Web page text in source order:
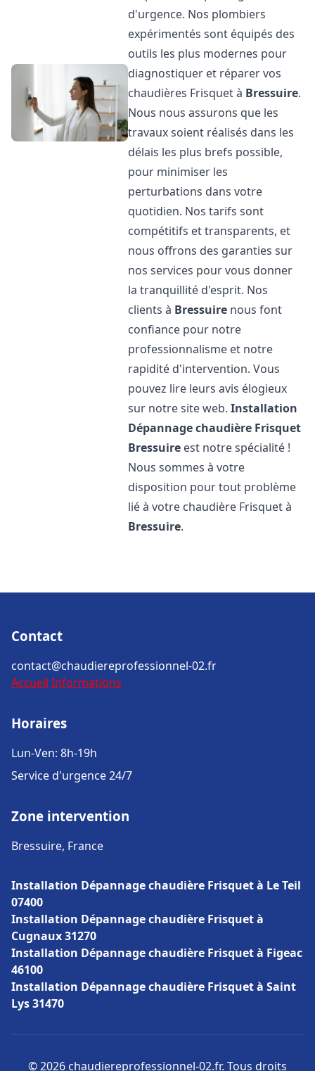
d'urgence. Nos plombiers
expérimentés sont équipés des
outils les plus modernes pour
diagnostiquer et réparer vos
chaudières Frisquet à Bressuire.
Nous nous assurons que les
travaux soient réalisés dans les
délais les plus brefs possible,
pour minimiser les
perturbations dans votre
quotidien. Nos tarifs sont
compétitifs et transparents, et
nous offrons des garanties sur
nos services pour vous donner
la tranquillité d'esprit. Nos
clients à Bressuire nous font
confiance pour notre
professionnalisme et notre
rapidité d'intervention. Vous
pouvez lire leurs avis élogieux
sur notre site web.Installation
Dépannage chaudière Frisquet
Bressuire est notre spécialité !
Nous sommes à votre
disposition pour tout problème
lié à votre chaudière Frisquet à
Bressuire.
Contact
contact@chaudiereprofessionnel-02.fr
Accueil Informations
Horaires
Lun-Ven: 8h-19h
Service d'urgence 24/7
Zone intervention
Bressuire, France
Installation Dépannage chaudière Frisquet à Le Teil
07400
Installation Dépannage chaudière Frisquet à
Cugnaux 31270
Installation Dépannage chaudière Frisquet à Figeac
46100
Installation Dépannage chaudière Frisquet à Saint
Lys 31470
© 2026 chaudiereprofessionnel-02.fr. Tous droits